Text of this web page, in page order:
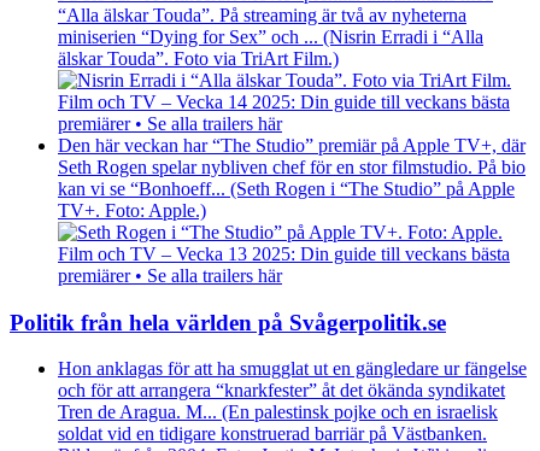
“Alla älskar Touda”. På streaming är två av nyheterna
miniserien “Dying for Sex” och ... (Nisrin Erradi i “Alla
älskar Touda”. Foto via TriArt Film.)
Film och TV – Vecka 14 2025: Din guide till veckans bästa
premiärer • Se alla trailers här
Den här veckan har “The Studio” premiär på Apple TV+, där
Seth Rogen spelar nybliven chef för en stor filmstudio. På bio
kan vi se “Bonhoeff... (Seth Rogen i “The Studio” på Apple
TV+. Foto: Apple.)
Film och TV – Vecka 13 2025: Din guide till veckans bästa
premiärer • Se alla trailers här
Politik från hela världen på Svågerpolitik.se
Hon anklagas för att ha smugglat ut en gängledare ur fängelse
och för att arrangera “knarkfester” åt det ökända syndikatet
Tren de Aragua. M... (En palestinsk pojke och en israelisk
soldat vid en tidigare konstruerad barriär på Västbanken.